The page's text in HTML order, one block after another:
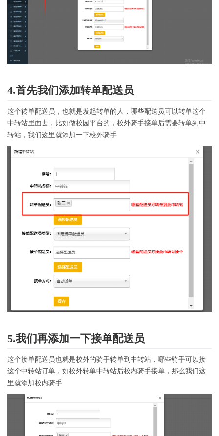
4.首先我们添加转单配送员
这个转单配送员，也就是发起转单的人，哪些配送员可以转单这个
中转站里面去，比如做校园平台的，校外骑手接单后需要转单到中
转站，我们这里就添加一下校外骑手
5.我们再添加一下接单配送员
这个接单配送员也就是校外的骑手转单到中转站，哪些骑手可以接
这个中转站订单，如校外转单中转站后校内骑手接单，那么我们这
里就添加校内骑手